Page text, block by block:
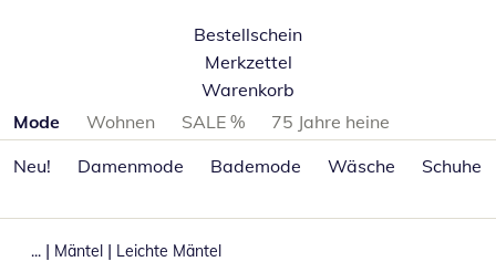
Bestellschein
Merkzettel
Warenkorb
Produktkategorien überspringen
Mode Wohnen SALE %
75 Jahre heine
Neu!
Damenmode Bademode Wäsche Schuhe
... | Mäntel | Leichte Mäntel